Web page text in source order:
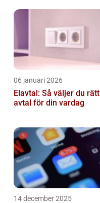
06 januari 2026
Elavtal: Så väljer du rätt
avtal för din vardag
14 december 2025